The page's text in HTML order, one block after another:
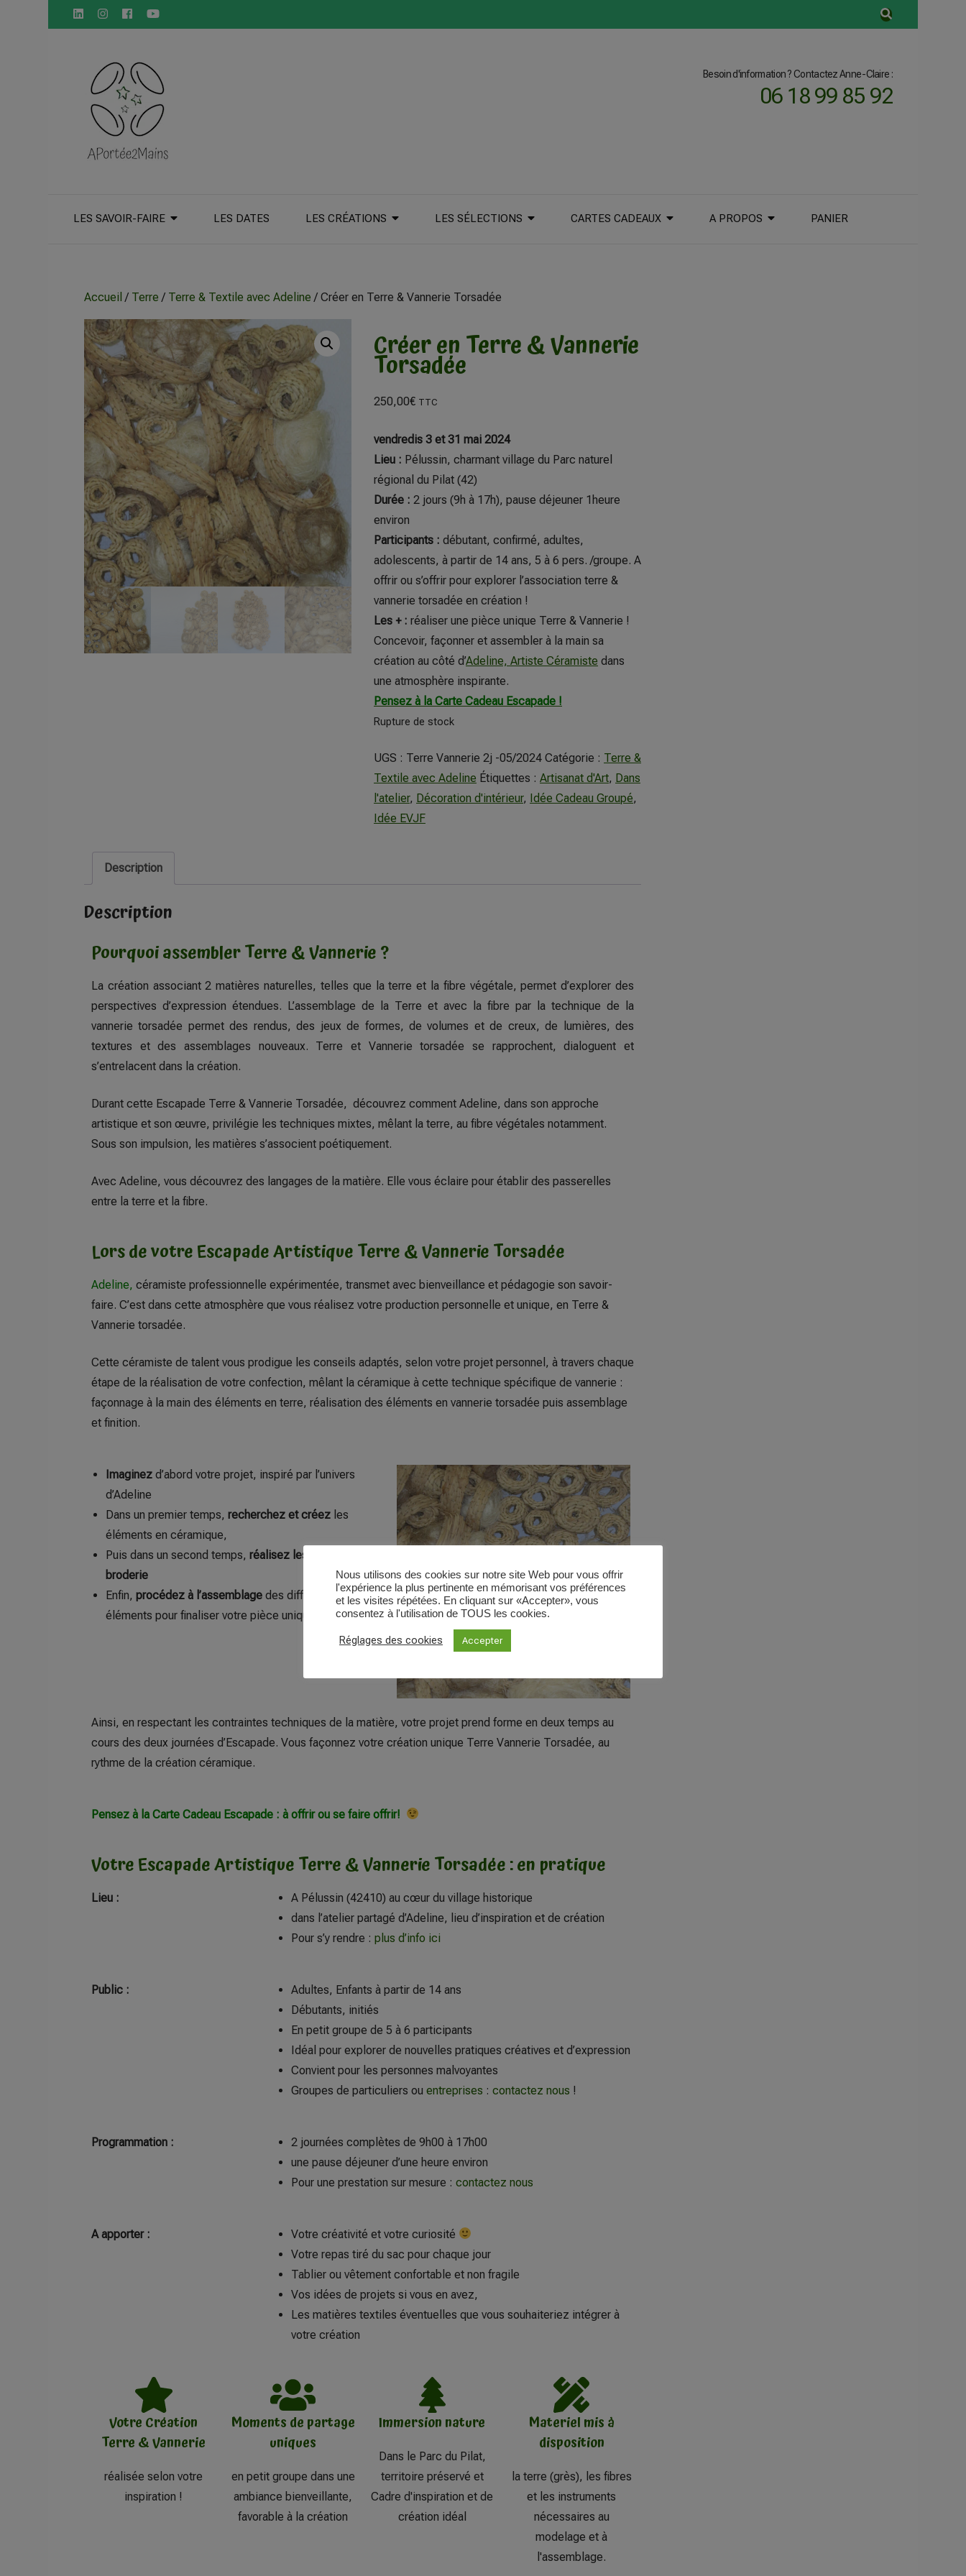
Besoin d'information ? Contactez Anne-Claire :
06 18 99 85 92
LES SAVOIR-FAIRE LES DATES LES CRÉATIONS LES SÉLECTIONS CARTES CADEAUX A PROPOS PANIER
Accueil / Terre / Terre & Textile avec Adeline / Créer en Terre & Vannerie Torsadée
Créer en Terre & Vannerie
Torsadée
250,00€ TTC
vendredis 3 et 31 mai 2024
Lieu : Pélussin, charmant village du Parc naturel
régional du Pilat (42)
Durée : 2 jours (9h à 17h), pause déjeuner 1heure
environ
Participants : débutant, confirmé, adultes,
adolescents, à partir de 14 ans, 5 à 6 pers. /groupe. A
offrir ou s’offrir pour explorer l’association terre &
vannerie torsadée en création !
Les + : réaliser une pièce unique Terre & Vannerie !
Concevoir, façonner et assembler à la main sa
création au côté d’Adeline, Artiste Céramiste dans
une atmosphère inspirante.
Pensez à la Carte Cadeau Escapade !
Rupture de stock
UGS : Terre Vannerie 2j -05/2024 Catégorie : Terre &
Textile avec Adeline Étiquettes : Artisanat d'Art, Dans
l'atelier, Décoration d'intérieur, Idée Cadeau Groupé,
Idée EVJF
Description
Description
Pourquoi assembler Terre & Vannerie ?
La création associant 2 matières naturelles, telles que la terre et la fibre végétale, permet d’explorer des
perspectives d’expression étendues. L’assemblage de la Terre et avec la fibre par la technique de la
vannerie torsadée permet des rendus, des jeux de formes, de volumes et de creux, de lumières, des
textures et des assemblages nouveaux. Terre et Vannerie torsadée se rapprochent, dialoguent et
s’entrelacent dans la création.
Durant cette Escapade Terre & Vannerie Torsadée, découvrez comment Adeline, dans son approche
artistique et son œuvre, privilégie les techniques mixtes, mêlant la terre, au fibre végétales notamment.
Sous son impulsion, les matières s’associent poétiquement.
Avec Adeline, vous découvrez des langages de la matière. Elle vous éclaire pour établir des passerelles
entre la terre et la fibre.
Lors de votre Escapade Artistique Terre & Vannerie Torsadée
Adeline, céramiste professionnelle expérimentée, transmet avec bienveillance et pédagogie son savoir-
faire. C’est dans cette atmosphère que vous réalisez votre production personnelle et unique, en Terre &
Vannerie torsadée.
Cette céramiste de talent vous prodigue les conseils adaptés, selon votre projet personnel, à travers chaque
étape de la réalisation de votre confection, mêlant la céramique à cette technique spécifique de vannerie :
façonnage à la main des éléments en terre, réalisation des éléments en vannerie torsadée puis assemblage
et finition.
Imaginez d’abord votre projet, inspiré par l’univers
d’Adeline
Dans un premier temps, recherchez et créez les
éléments en céramique,
Puis dans un second temps, réalisez les éléments de
broderie
Enfin, procédez à l’assemblage des différents
éléments pour finaliser votre pièce unique !
Ainsi, en respectant les contraintes techniques de la matière, votre projet prend forme en deux temps au
cours des deux journées d’Escapade. Vous façonnez votre création unique Terre Vannerie Torsadée, au
rythme de la création céramique.
Pensez à la Carte Cadeau Escapade : à offrir ou se faire offrir!
Votre Escapade Artistique Terre & Vannerie Torsadée : en pratique
Lieu :
A Pélussin (42410) au cœur du village historique
dans l’atelier partagé d’Adeline, lieu d’inspiration et de création
Pour s’y rendre :plus d’info ici
Public :
Adultes, Enfants à partir de 14 ans
Débutants, initiés
En petit groupe de 5 à 6 participants
Idéal pour explorer de nouvelles pratiques créatives et d’expression
Convient pour les personnes malvoyantes
Groupes de particuliers ouentreprises :contactez nous !
Programmation :
2 journées complètes de 9h00 à 17h00
une pause déjeuner d’une heure environ
Pour une prestation sur mesure :contactez nous
A apporter :
Votre créativité et votre curiosité
Votre repas tiré du sac pour chaque jour
Tablier ou vêtement confortable et non fragile
Vos idées de projets si vous en avez,
Les matières textiles éventuelles que vous souhaiteriez intégrer à
votre création
Votre Création
Terre & Vannerie
réalisée selon votre
inspiration !
Moments de partage
uniques
en petit groupe dans une
ambiance bienveillante,
favorable à la création
Immersion nature
Dans le Parc du Pilat,
territoire préservé et
Cadre d'inspiration et de
création idéal
Materiel mis à
disposition
la terre (grès), les fibres
et les instruments
nécessaires au
modelage et à
l'assemblage.
Nous utilisons des cookies sur notre site Web pour vous offrir
l'expérience la plus pertinente en mémorisant vos préférences
et les visites répétées. En cliquant sur «Accepter», vous
consentez à l'utilisation de TOUS les cookies.
Réglages des cookies Accepter